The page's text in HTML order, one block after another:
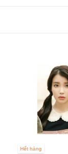
Hết hàng